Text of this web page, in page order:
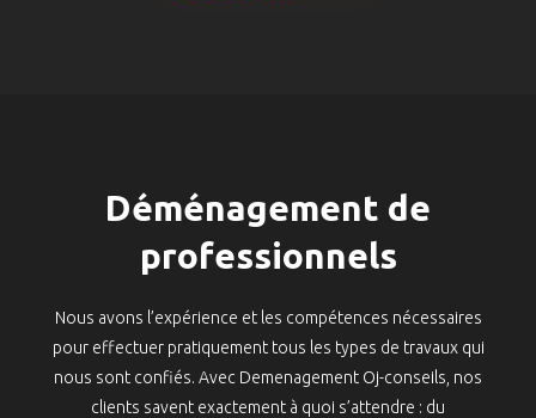
Déménagement de
professionnels
Nous avons l’expérience et les compétences nécessaires
pour effectuer pratiquement tous les types de travaux qui
nous sont confiés. Avec Demenagement Oj-conseils, nos
clients savent exactement à quoi s’attendre : du